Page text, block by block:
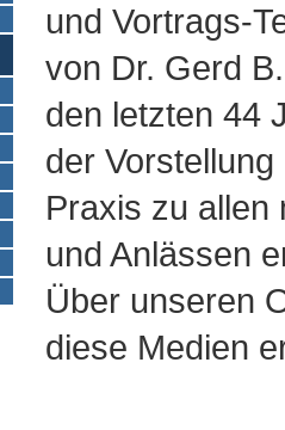
und Vortrags-
von Dr. Gerd
den letzten 44
der
Praxis zu allen
und Anlässen
Über unseren
diese Medien